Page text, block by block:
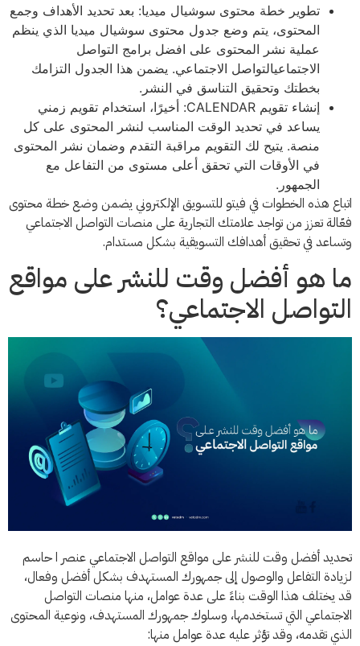
تطوير خطة محتوى سوشيال ميديا: بعد تحديد الأهداف وجمع
المحتوى، يتم وضع جدول محتوى سوشيال ميديا الذي ينظم
عملية نشر المحتوى على افضل برامج التواصل
الاجتماعيالتواصل الاجتماعي. يضمن هذا الجدول التزامك
بخطتك وتحقيق التناسق في النشر.
إنشاء تقويم CALENDAR: أخيرًا، استخدام تقويم زمني
يساعد في تحديد الوقت المناسب لنشر المحتوى على كل
منصة. يتيح لك التقويم مراقبة التقدم وضمان نشر المحتوى
في الأوقات التي تحقق أعلى مستوى من التفاعل مع
الجمهور.
اتباع هذه الخطوات في فيتو للتسويق الإلكتروني يضمن وضع خطة محتوى
فعّالة تعزز من تواجد علامتك التجارية على منصات التواصل الاجتماعي
وتساعد في تحقيق أهدافك التسويقية بشكل مستدام.
ما هو أفضل وقت للنشر على مواقع
التواصل الاجتماعي؟
تحديد أفضل وقت للنشر على مواقع التواصل الاجتماعي عنصر ا حاسم
لزيادة التفاعل والوصول إلى جمهورك المستهدف بشكل أفضل وفعال،
قد يختلف هذا الوقت بناءً على عدة عوامل، منها منصات التواصل
الاجتماعي التي تستخدمها، وسلوك جمهورك المستهدف، ونوعية المحتوى
الذي تقدمه، وقد تؤثر عليه عدة عوامل منها: